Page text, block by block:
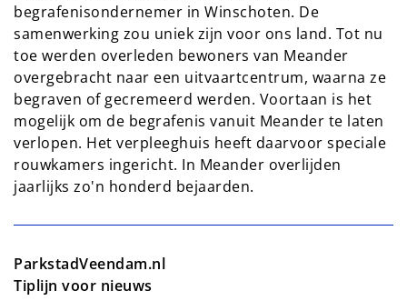
begrafenisondernemer in Winschoten. De
samenwerking zou uniek zijn voor ons land. Tot nu
toe werden overleden bewoners van Meander
overgebracht naar een uitvaartcentrum, waarna ze
begraven of gecremeerd werden. Voortaan is het
mogelijk om de begrafenis vanuit Meander te laten
verlopen. Het verpleeghuis heeft daarvoor speciale
rouwkamers ingericht. In Meander overlijden
jaarlijks zo'n honderd bejaarden.
ParkstadVeendam.nl
Tiplijn voor nieuws